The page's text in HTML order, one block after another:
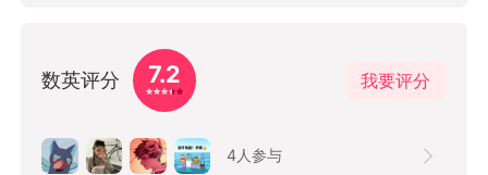
数英评分 7.2 我要评分
4人参与